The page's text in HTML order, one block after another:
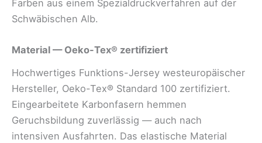
Farben aus einem Spezialdruckverfahren auf der
Schwäbischen Alb.
Material — Oeko-Tex® zertifiziert
Hochwertiges Funktions-Jersey westeuropäischer
Hersteller, Oeko-Tex® Standard 100 zertifiziert.
Eingearbeitete Karbonfasern hemmen
Geruchsbildung zuverlässig — auch nach
intensiven Ausfahrten. Das elastische Material